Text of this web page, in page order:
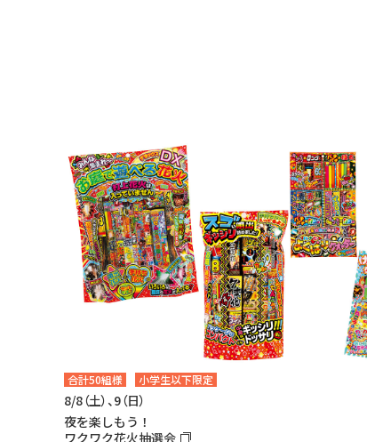
合計50組様 小学生以下限定
8/8（土）、9（日）
夜を楽しもう！
ワクワク花火抽選会